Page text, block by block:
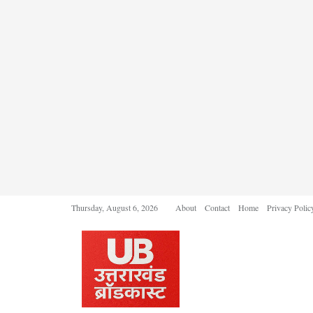
Thursday, August 6, 2026 About Contact Home Privacy